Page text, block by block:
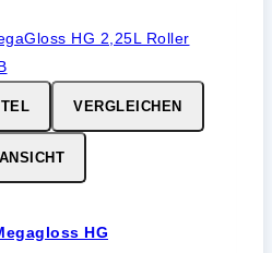
VERGLEICHEN
HG